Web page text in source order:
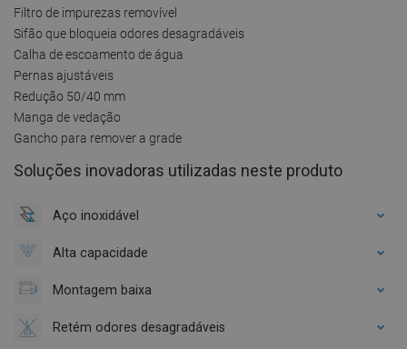
Filtro de impurezas removível
Sifão que bloqueia odores desagradáveis
Calha de escoamento de água
Pernas ajustáveis
Redução 50/40 mm
Manga de vedação
Gancho para remover a grade
Soluções inovadoras utilizadas neste produto
Aço inoxidável
Alta capacidade
Montagem baixa
Retém odores desagradáveis